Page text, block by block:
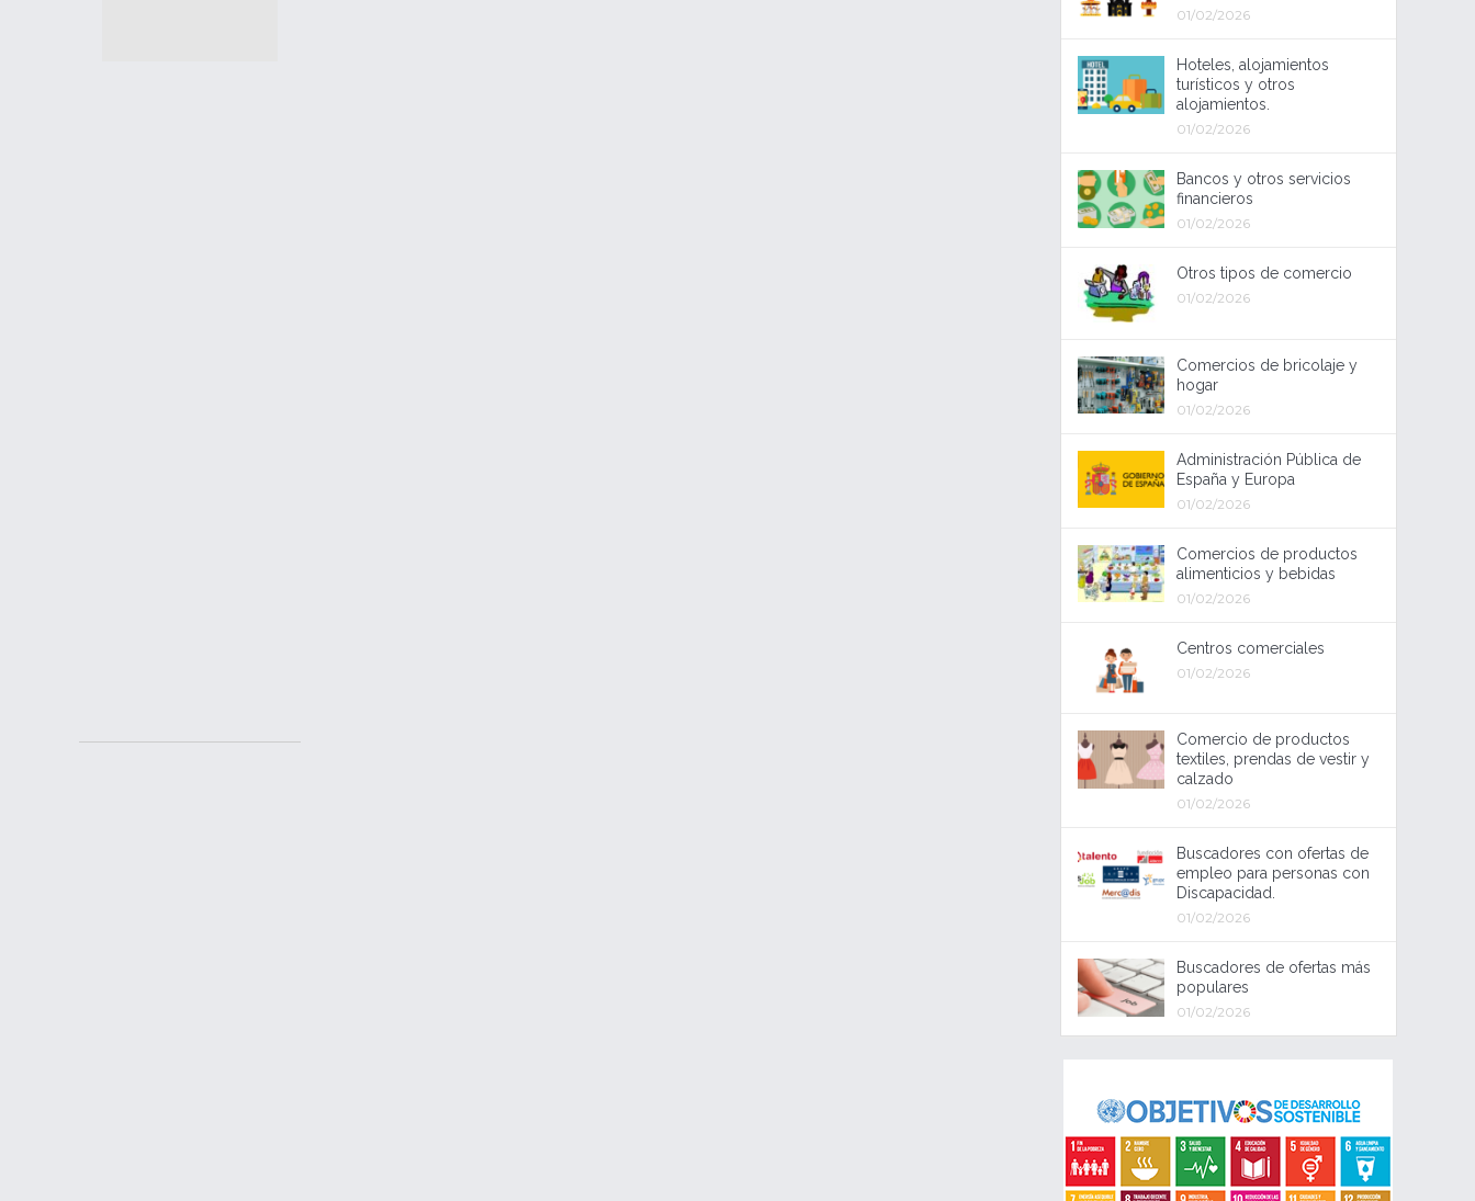
01/02/2026
Hoteles, alojamientos
turísticos y otros
alojamientos.
01/02/2026
Bancos y otros servicios
financieros
01/02/2026
Otros tipos de comercio
01/02/2026
Comercios de bricolaje y
hogar
01/02/2026
Administración Pública de
España y Europa
01/02/2026
Comercios de productos
alimenticios y bebidas
01/02/2026
Centros comerciales
01/02/2026
Comercio de productos
textiles, prendas de vestir y
calzado
01/02/2026
Buscadores con ofertas de
empleo para personas con
Discapacidad.
01/02/2026
Buscadores de ofertas más
populares
01/02/2026